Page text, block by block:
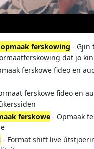
ferskowing - Gjin
dat jo
ferskowe fideo en
ferskowe fideo en
ferskowe - Opmaak
- Format shift live